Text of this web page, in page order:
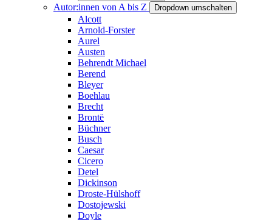
Autor:innen von A bis Z Dropdown umschalten
Alcott
Arnold-Forster
Aurel
Austen
Behrendt Michael
Berend
Bleyer
Boehlau
Brecht
Brontë
Büchner
Busch
Caesar
Cicero
Detel
Dickinson
Droste-Hülshoff
Dostojewski
Doyle